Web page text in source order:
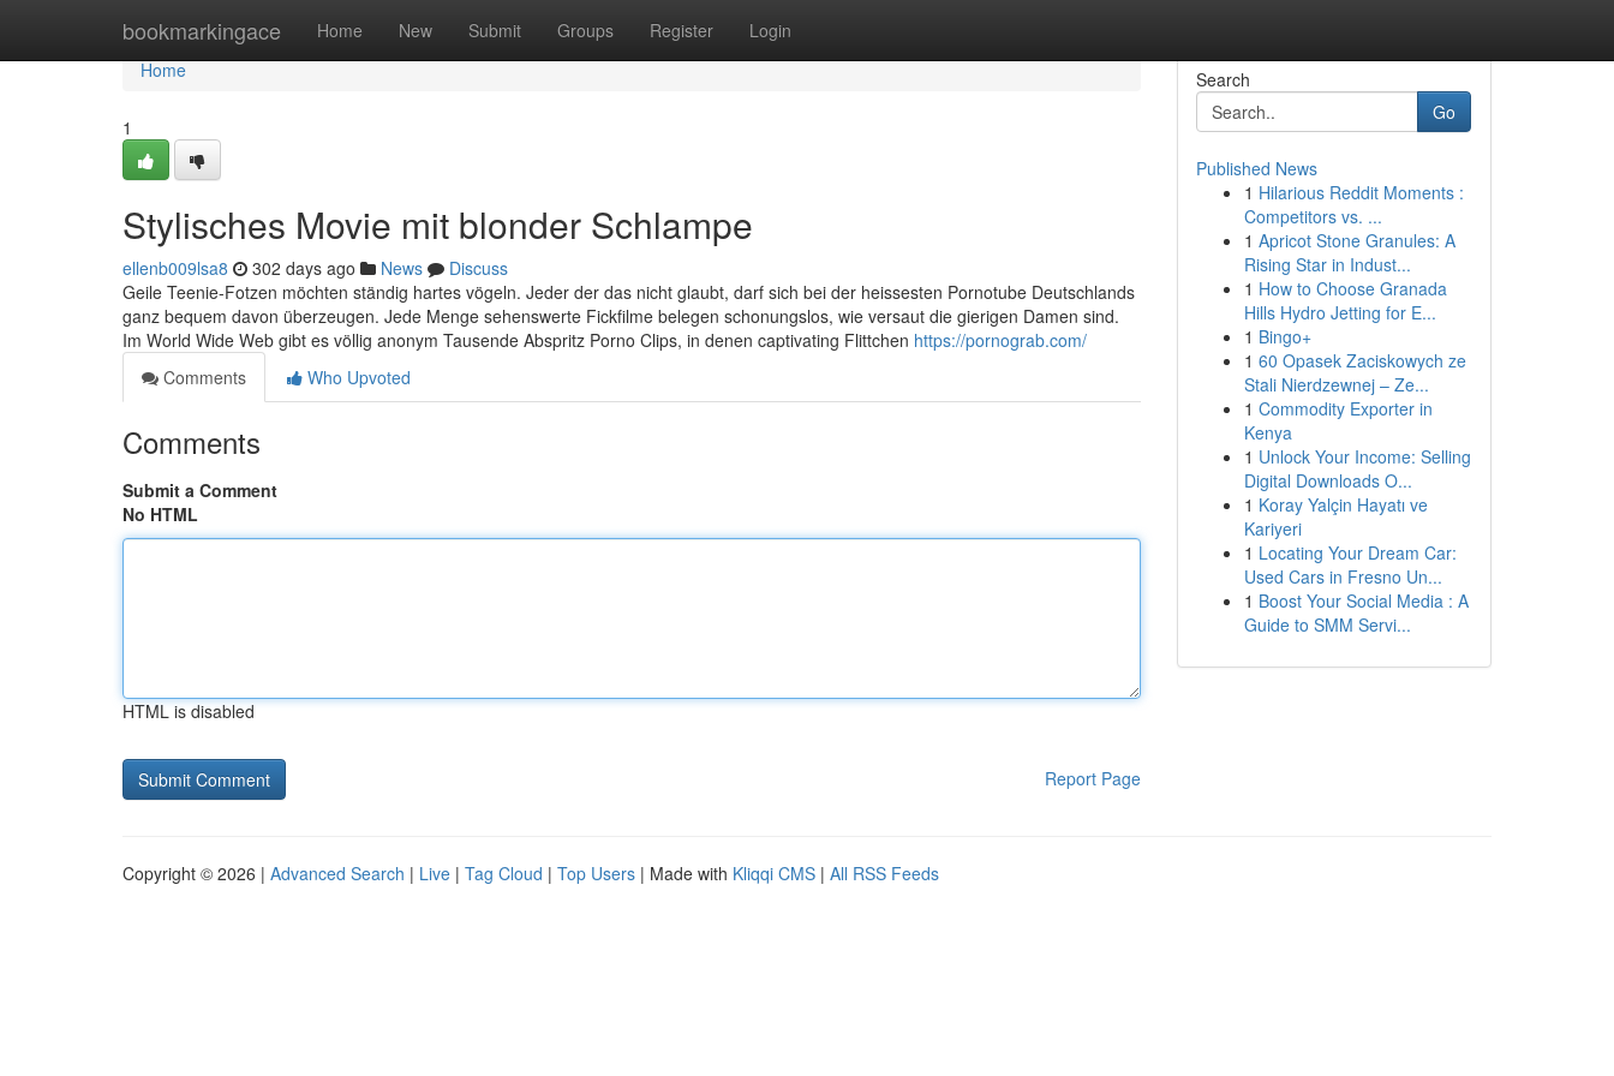
bookmarkingace Home New Submit Groups Register Login
Home
Home
1
Stylisches Movie mit blonder Schlampe
ellenb009lsa8 302 days ago News
Discuss
Geile Teenie-Fotzen möchten ständig hartes vögeln. Jeder der das nicht glaubt, darf sich bei der heissesten Pornotube Deutschlands
ganz bequem davon überzeugen. Jede Menge sehenswerte Fickfilme belegen schonungslos, wie versaut die gierigen Damen sind.
Im World Wide Web gibt es völlig anonym Tausende Abspritz Porno Clips, in denen captivating Flittchen https://pornograb.com/
Comments
Who Upvoted
Comments
Submit a Comment
No HTML
HTML is disabled
Report Page
Search
Go
Published News
1 Hilarious Reddit Moments :
Competitors vs. ...
1 Apricot Stone Granules: A
Rising Star in Indust...
1 How to Choose Granada
Hills Hydro Jetting for E...
1 Bingo+
1 60 Opasek Zaciskowych ze
Stali Nierdzewnej – Ze...
1 Commodity Exporter in
Kenya
1 Unlock Your Income: Selling
Digital Downloads O...
1 Koray Yalçin Hayatı ve
Kariyeri
1 Locating Your Dream Car:
Used Cars in Fresno Un...
1 Boost Your Social Media : A
Guide to SMM Servi...
Copyright © 2026 | Advanced Search | Live | Tag Cloud | Top Users | Made with Kliqqi CMS | All RSS Feeds